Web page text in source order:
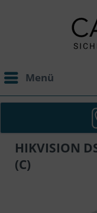
Menü
HIKVISION
(C)